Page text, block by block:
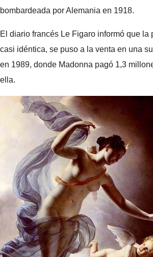
bombardeada por Alemania en 1918.
El diario francés Le Figaro informó que la
casi idéntica, se puso a la venta en una
en 1989, donde Madonna pagó 1,3
ella.